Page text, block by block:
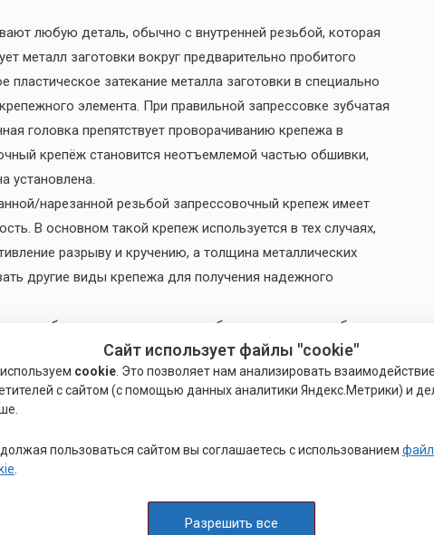
любую деталь, обычно с внутренней резьбой, которая
металл заготовки вокруг предварительно пробитого
пластическое затекание металла заготовки в специально
элемента. При правильной запрессовке зубчатая
головка препятствует проворачиванию крепежа в
крепёж становится неотъемлемой частью обшивки,
установлена.
нарезанной резьбой запрессовочный крепеж имеет
В основном такой крепеж используется в тех случаях,
разрыву и кручению, а толщина металлических
другие виды крепежа для получения надежного
обеспечить надежное резьбовое соединение, бывает
крепеж. Этот крепеж можно запрессовывать
конечной сборки. Довольно часто использование
листа из-за компактной конструкции и низкого
внешний вид изделия.
в тех случаях, когда узел или деталь нужно быстро
гайки и крепежные детали. Если выясняется, что
другого изделия становятся недоступны, то в этом
который устанавливается машинным способом. Таким
Сайт использует файлы "cookie"
cookie . Это позволяет нам анализировать взаимодействие
с сайтом (с помощью данных аналитики Яндекс.Метрики) и
пользоваться сайтом вы соглашаетесь с использованием
Разрешить все